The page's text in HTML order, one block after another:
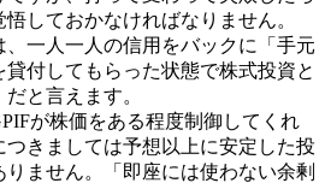
しておかなければなりません。
一人一人の信用をバックに「手元
付してもらった状態で株式投資と
と言えます。
が株価をある程度制御してくれ
きましては予想以上に安定した投
ません。「即座には使わない余剰